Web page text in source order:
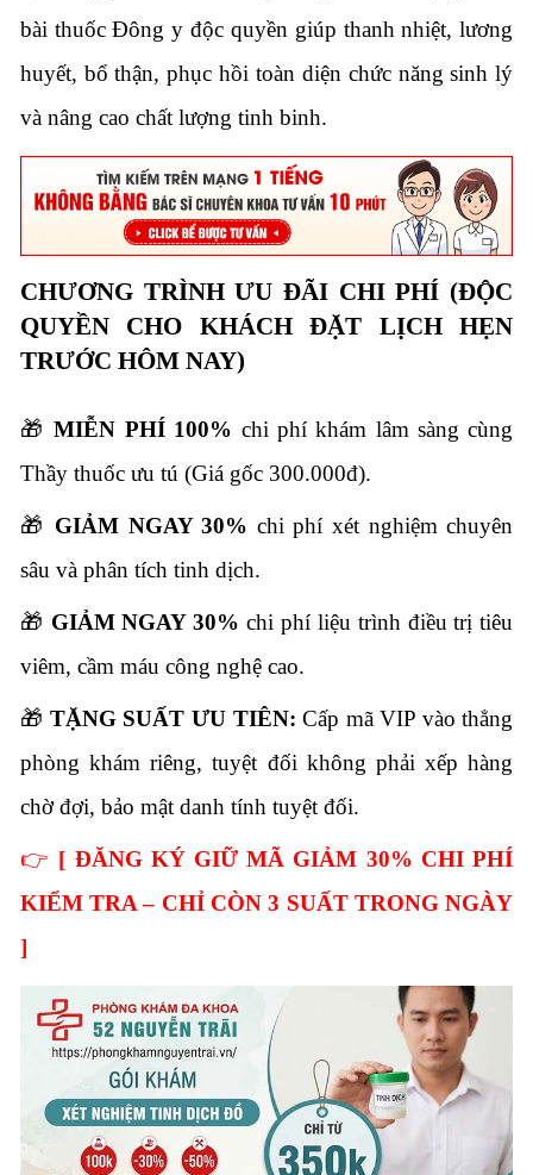
bài thuốc Đông y độc quyền giúp thanh nhiệt, lương
huyết, bổ thận, phục hồi toàn diện chức năng sinh lý
và nâng cao chất lượng tinh binh.
CHƯƠNG TRÌNH ƯU ĐÃI CHI PHÍ (ĐỘC
QUYỀN CHO KHÁCH ĐẶT LỊCH HẸN
TRƯỚC HÔM NAY)
🎁MIỄN PHÍ 100% chi phí khám lâm sàng cùng
Thầy thuốc ưu tú (Giá gốc 300.000đ).
🎁 GIẢM NGAY 30% chi phí xét nghiệm chuyên
sâu và phân tích tinh dịch.
🎁 GIẢM NGAY 30% chi phí liệu trình điều trị tiêu
viêm, cầm máu công nghệ cao.
🎁 TẶNG SUẤT ƯU TIÊN: Cấp mã VIP vào thẳng
phòng khám riêng, tuyệt đối không phải xếp hàng
chờ đợi, bảo mật danh tính tuyệt đối.
👉 [ ĐĂNG KÝ GIỮ MÃ GIẢM 30% CHI PHÍ
KIỂM TRA – CHỈ CÒN 3 SUẤT TRONG NGÀY
]